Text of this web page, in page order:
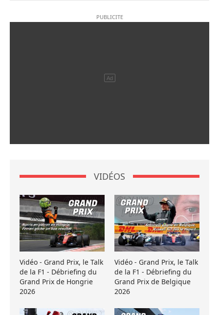
VIDÉOS
Vidéo - Grand Prix, le Talk
de la F1 - Débriefing du
Grand Prix de Hongrie
2026
Vidéo - Grand Prix, le Talk
de la F1 - Débriefing du
Grand Prix de Belgique
2026